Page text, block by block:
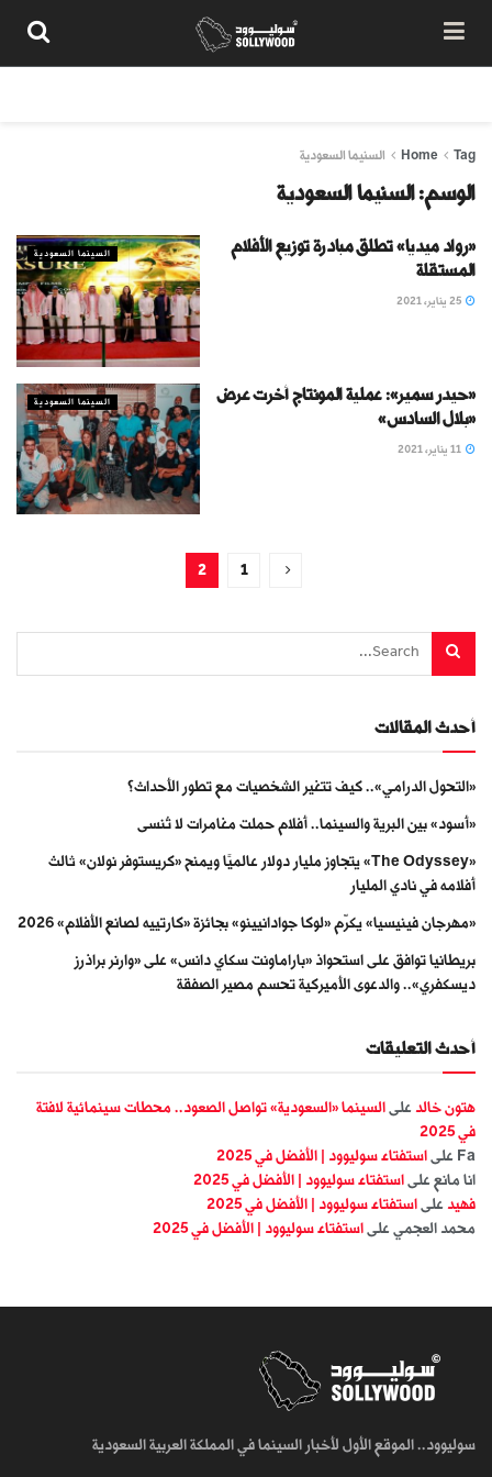
Home Tag السنيما السعودية
الوسم:السنيما السعودية
السينما السعودية
«رواد ميديا» تطلق مبادرة توزيع الأفلام
المستقلة
السينما السعودية
«حيدر سمير»: عملية المونتاج أخرت عرض
«بلال السادس»
1
2
أحدث المقالات
«التحول الدرامي».. كيف تتغير الشخصيات مع تطور الأحداث؟
«أسود» بين البرية والسينما.. أفلام حملت مغامرات لا تُنسى
«The Odyssey» يتجاوز مليار دولار عالميًا ويمنح «كريستوفر نولان» ثالث
أفلامه في نادي المليار
«مهرجان فينيسيا» يكرّم «لوكا جوادانيينو» بجائزة «كارتييه لصانع الأفلام» 2026
بريطانيا توافق على استحواذ «باراماونت سكاي دانس» على «وارنر براذرز
ديسكفري».. والدعوى الأميركية تحسم مصير الصفقة
أحدث التعليقات
هتون خالد على السينما «السعودية» تواصل الصعود.. محطات سينمائية لافتة
في 2025
Fa على استفتاء سوليوود | الأفضل في 2025
انا مانع على استفتاء سوليوود | الأفضل في 2025
فهيد على استفتاء سوليوود | الأفضل في 2025
محمد العجمي على استفتاء سوليوود | الأفضل في 2025
سوليوود.. الموقع الأول لأخبار السينما في المملكة العربية السعودية